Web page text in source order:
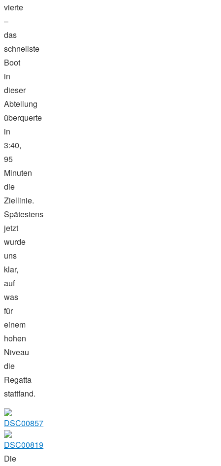
vierte
–
das
schnellste
Boot
in
dieser
Abteilung
überquerte
in
3:40,
95
Minuten
die
Ziellinie.
Spätestens
jetzt
wurde
uns
klar,
auf
was
für
einem
hohen
Niveau
die
Regatta
stattfand.
Die